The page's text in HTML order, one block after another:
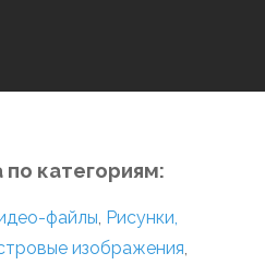
категориям:
файлы, Рисунки,
изображения,